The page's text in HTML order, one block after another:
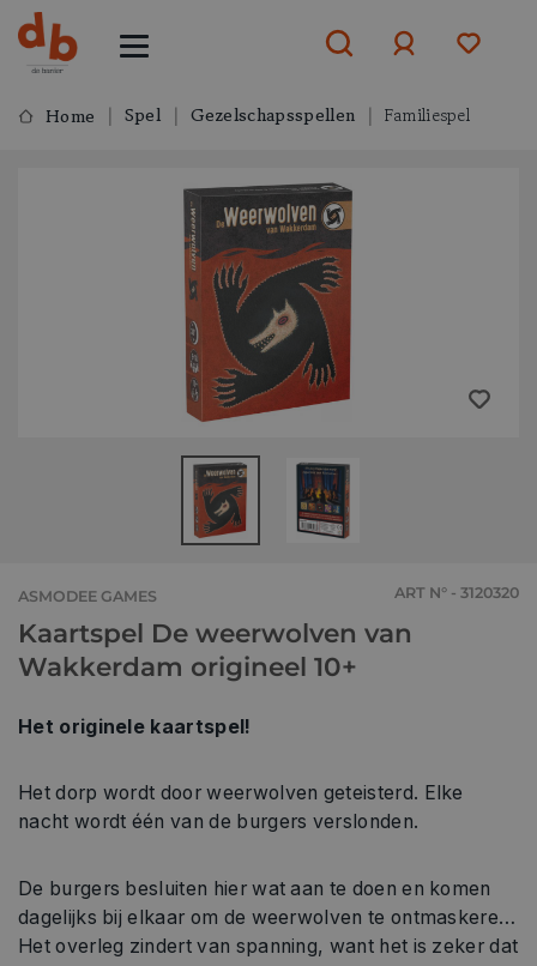
ofaanmelden
Home Spel Gezelschapsspellen Familiespel
ASMODEE GAMES ART N° - 3120320
Kaartspel De weerwolven van
Wakkerdam origineel 10+
Het originele kaartspel!
Het dorp wordt door weerwolven geteisterd. Elke
nacht wordt één van de burgers verslonden.
De burgers besluiten hier wat aan te doen en komen
dagelijks bij elkaar om de weerwolven te ontmaskeren.
Het overleg zindert van spanning, want het is zeker dat